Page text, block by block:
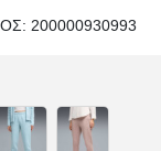
200000930993